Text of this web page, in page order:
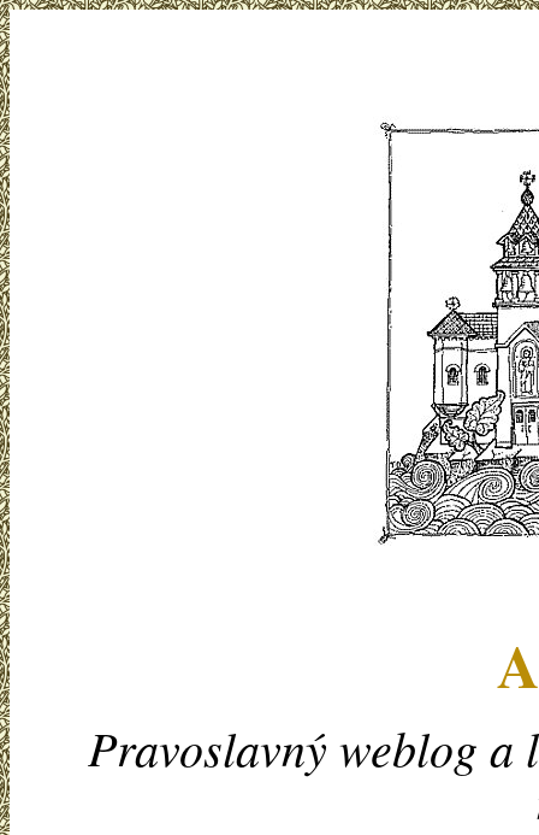
Pravoslavný weblog a